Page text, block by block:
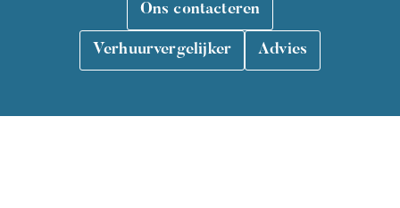
01 22 33 44 55
Ons contacteren
Verhuurvergelijker Advies